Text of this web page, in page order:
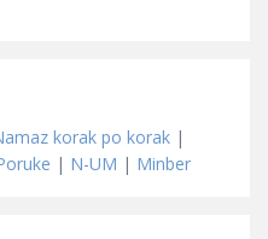
korak po korak |
| N-UM | Minber